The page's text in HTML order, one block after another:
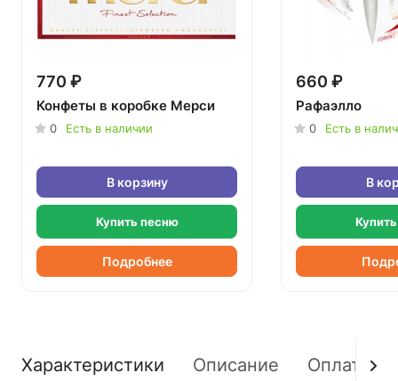
770 ₽
Конфеты в коробке Мерси
0 Есть в наличии
В корзину
Купить песню
Подробнее
660 ₽
Рафаэлло
0 Есть в
В
Характеристики Описание Оплата